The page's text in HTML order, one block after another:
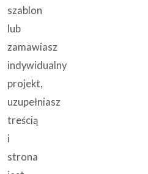
szablon
lub
zamawiasz
indywidualny
projekt,
uzupełniasz
treścią
i
strona